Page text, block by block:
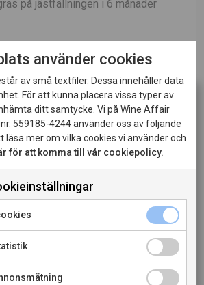
på jästfällningen i 6 månader
till lättare fisk- och skaldjursrätter.
NER PRESSBILD
OM PRODUCENTEN
använder cookies
av små textfiler. Dessa innehåller data
För att kunna placera vissa typer av
ditt samtycke. Vi på Wine Affair
559185-4244 använder oss av följande
läsa mer om vilka cookies vi använder och
för att komma till vår cookiepolicy.
information om alkoholhaltiga
riktar sig till dig som fyllt 20 år.
jag är 20 år eller äldre godkänner
webbplatsen använder cookies.